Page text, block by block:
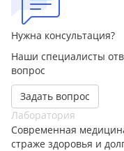
Нужна консультация?
Наши специалисты
вопрос
Задать вопрос
Лаборатория
Современная
страже здоровья и